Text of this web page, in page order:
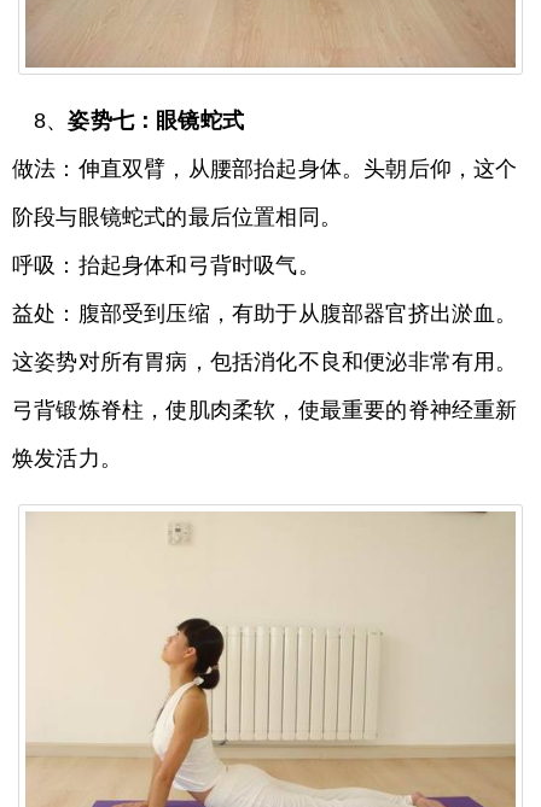
8、姿势七：眼镜蛇式
做法：伸直双臂，从腰部抬起身体。头朝后仰，这个
阶段与眼镜蛇式的最后位置相同。
呼吸：抬起身体和弓背时吸气。
益处：腹部受到压缩，有助于从腹部器官挤出淤血。
这姿势对所有胃病，包括消化不良和便泌非常有用。
弓背锻炼脊柱，使肌肉柔软，使最重要的脊神经重新
焕发活力。